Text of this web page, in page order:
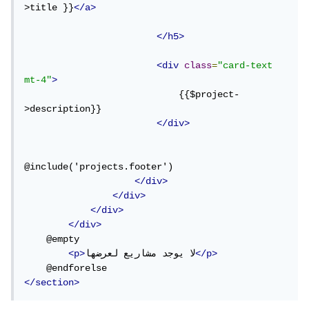
>title }}</a>
</h5>
<div class="card-text
mt-4">
                            {{$project-
>description}}
</div>
@include('projects.footer')
</div>
</div>
</div>
</div>
    @empty
<p> لا يوجد مشاريع لعرضها</p>
</section>